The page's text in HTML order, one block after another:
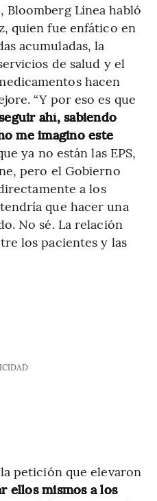
Bloomberg Línea habló
quien fue enfático en
acumuladas, la
de salud y el
hacen
“Y por eso es que
ahí, sabiendo
me imagino este
ya no están las EPS,
pero el Gobierno
a los
que hacer una
No sé. La relación
los pacientes y las
petición que elevaron
ellos mismos a los